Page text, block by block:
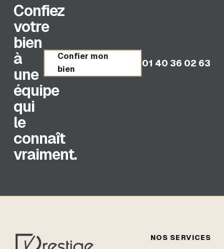
Confiez
votre
bien
à
une
équipe
qui
le
connaît
vraiment.
Confier mon
bien
01 40 36 02 63
NOS SERVICES